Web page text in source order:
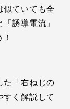
似ていても全
誘導電流」
た「右ねじの
すく解説して